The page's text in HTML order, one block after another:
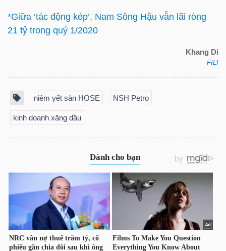
*Giữa ‘tác động kép’, Nam Sông Hậu vẫn lãi ròng
21 tỷ trong quý 1/2020
Khang Di
FILI
niêm yết sàn HOSE NSH Petro
kinh doanh xăng dầu
CHÍNH
PHÂN
TÍCH
VIETSTOCKFINANCE